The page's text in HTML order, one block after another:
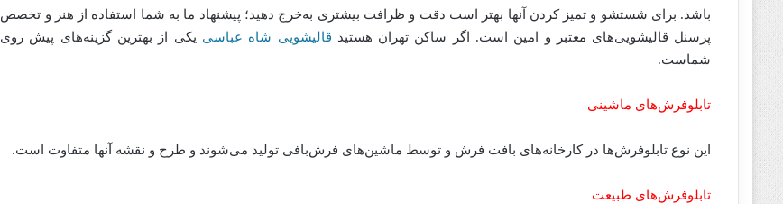
باشد. برای شستشو و تمیز کردن آنها بهتر است دقت و ظرافت بیشتری به‌خرج دهید؛ پیشنهاد ما به شما استفاده از هنر و تخصص
پرسنل قالیشویی‌های معتبر و امین است. اگر ساکن تهران هستید قالیشویی شاه عباسی یکی از بهترین گزینه‌های پیش روی
شماست.
تابلوفرش‌های ماشینی
این نوع تابلوفرش‌ها در کارخانه‌های بافت فرش و توسط ماشین‌های فرش‌بافی تولید می‌شوند و طرح و نقشه آنها متفاوت است.
تابلوفرش‌های طبیعت